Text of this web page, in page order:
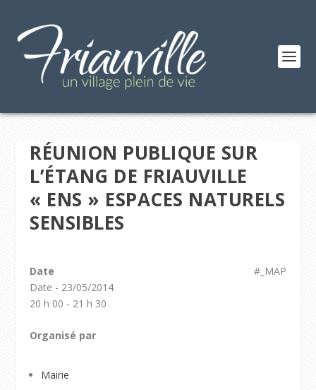
RÉUNION PUBLIQUE SUR
L’ÉTANG DE FRIAUVILLE
« ENS » ESPACES NATURELS
SENSIBLES
#_MAP
Date
Date - 23/05/2014
20 h 00 - 21 h 30
Organisé par
Mairie